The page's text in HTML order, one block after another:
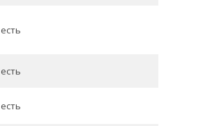
есть
есть
есть